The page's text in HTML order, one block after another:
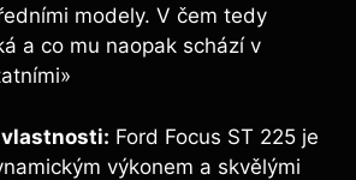
modely. V čem tedy
a co mu naopak schází v
Ford Focus ST 225 je
výkonem a skvělými